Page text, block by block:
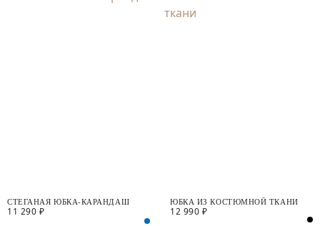
СТЕГАНАЯ ЮБКА-КАРАНДАШ
11 290 ₽
ЮБКА ИЗ КОСТЮМНОЙ ТКАНИ
12 990 ₽